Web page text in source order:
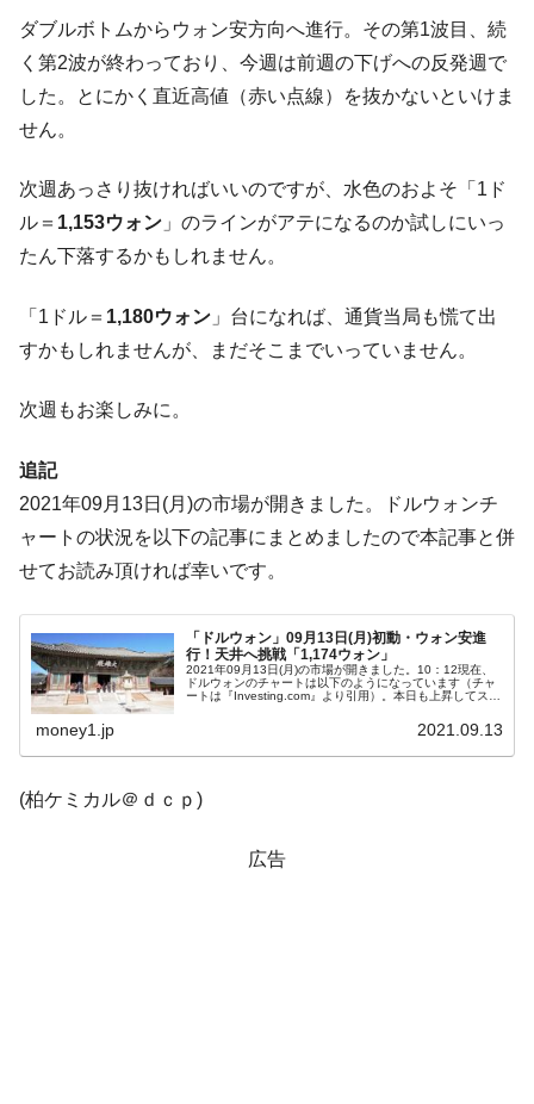
『Money1』
韓国「橋が落ちました」⇒ 耐久性「なさす
ぎ」では。
『Money1』
韓国鉄鋼最大手『POSCO』ズブズブ沈む。
営業利益80.2％も減少
にぶん殴る法案」提出！⇒ クーパン問題は合衆国企業に対
する差別。許してはおかぬ
『Money1』
韓国ボンクラ政策室長･金容範、株価暴落に
『Money1』
韓国半導体『SKハイニックス』2026年2Qの
業績「史上最高益」当期純利益は前年同期比13.4倍に。
塊！
Fact1
府県とは？
今話題の「楽天ライオンズ」とは？
Fact1 奇跡の毛色「白毛馬」とは？
える賞金とは？
Fact1 平成仮面ライダーの意外すぎるモチーフとは？
Fact1
発表から2日で大崩壊、鳴かず飛ばずに終わりそう
なスーパーリーグとは？
だった選手とは？
ダブルボトムからウォン安方向へ進行。その第1波目、続
く第2波が終わっており、今週は前週の下げへの反発週で
した。とにかく直近高値（赤い点線）を抜かないといけま
せん。
次週あっさり抜ければいいのですが、水色のおよそ「1ド
ル＝ 1,153ウォン 」のラインがアテになるのか試しにいっ
たん下落するかもしれません。
「1ドル＝ 1,180ウォン 」台になれば、通貨当局も慌て出
すかもしれませんが、まだそこまでいっていません。
次週もお楽しみに。
追記
2021年09月13日(月)の市場が開きました。ドルウォンチ
ャートの状況を以下の記事にまとめましたので本記事と併
せてお読み頂ければ幸いです。
「ドルウォン」09月13日(月)初動・ウォン安進
行！天井へ挑戦「1,174ウォン」
2021年09月13日(月)の市場が開きました。10：12現在、
ドルウォンのチャートは以下のようになっています（チャ
ートは『Investing.com』より引用）。本日も上昇してスタ
money1.jp 2021.09.13
(柏ケミカル＠ｄｃｐ)
広告